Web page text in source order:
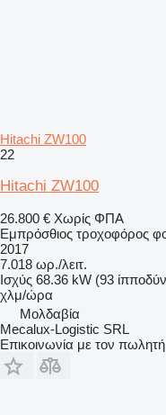
Hitachi ZW100
22
Hitachi ZW100
26.800 € Χωρίς ΦΠΑ
Εμπρόσθιος τροχοφόρος
2017
7.018 ωρ./λειτ.
Ισχύς 68.36 kW (93
χλμ/ώρα
Μολδαβία
Mecalux-Logistic SRL
Επικοινωνία με τον πωλητή